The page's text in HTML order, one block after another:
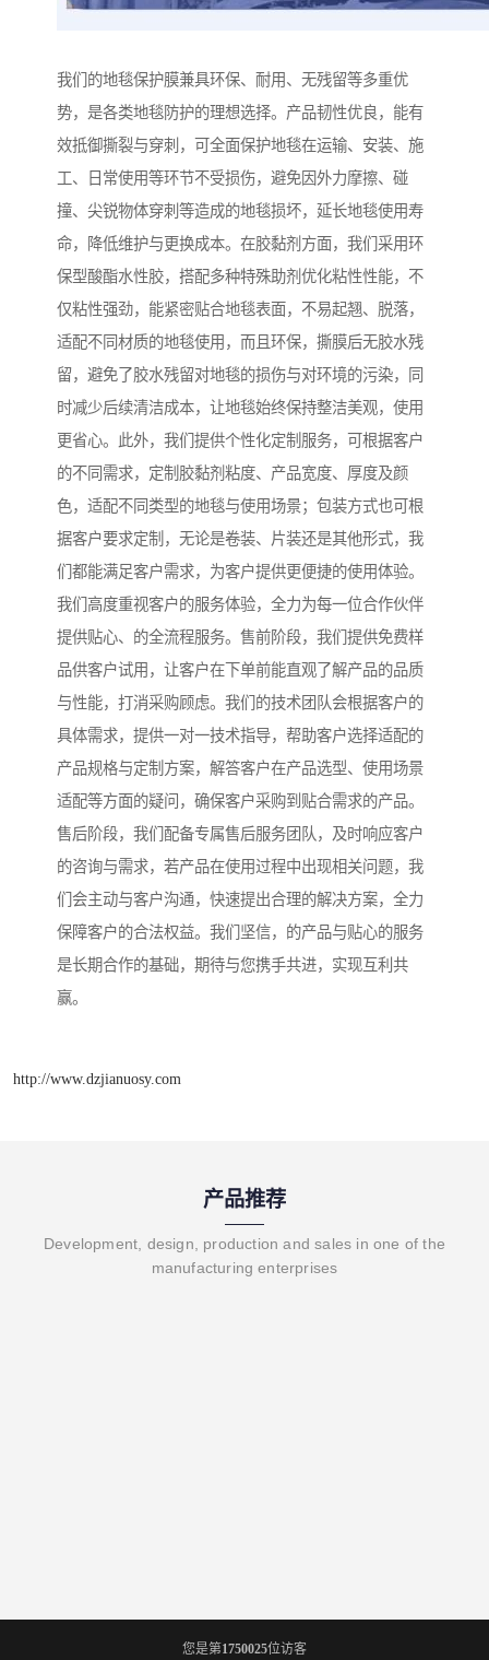
我们的地毯保护膜兼具环保、耐用、无残留等多重优
势，是各类地毯防护的理想选择。产品韧性优良，能有
效抵御撕裂与穿刺，可全面保护地毯在运输、安装、施
工、日常使用等环节不受损伤，避免因外力摩擦、碰
撞、尖锐物体穿刺等造成的地毯损坏，延长地毯使用寿
命，降低维护与更换成本。在胶黏剂方面，我们采用环
保型酸酯水性胶，搭配多种特殊助剂优化粘性性能，不
仅粘性强劲，能紧密贴合地毯表面，不易起翘、脱落，
适配不同材质的地毯使用，而且环保，撕膜后无胶水残
留，避免了胶水残留对地毯的损伤与对环境的污染，同
时减少后续清洁成本，让地毯始终保持整洁美观，使用
更省心。此外，我们提供个性化定制服务，可根据客户
的不同需求，定制胶黏剂粘度、产品宽度、厚度及颜
色，适配不同类型的地毯与使用场景；包装方式也可根
据客户要求定制，无论是卷装、片装还是其他形式，我
们都能满足客户需求，为客户提供更便捷的使用体验。
我们高度重视客户的服务体验，全力为每一位合作伙伴
提供贴心、的全流程服务。售前阶段，我们提供免费样
品供客户试用，让客户在下单前能直观了解产品的品质
与性能，打消采购顾虑。我们的技术团队会根据客户的
具体需求，提供一对一技术指导，帮助客户选择适配的
产品规格与定制方案，解答客户在产品选型、使用场景
适配等方面的疑问，确保客户采购到贴合需求的产品。
售后阶段，我们配备专属售后服务团队，及时响应客户
的咨询与需求，若产品在使用过程中出现相关问题，我
们会主动与客户沟通，快速提出合理的解决方案，全力
保障客户的合法权益。我们坚信，的产品与贴心的服务
是长期合作的基础，期待与您携手共进，实现互利共
赢。
http://www.dzjianuosy.com
产品推荐
Development, design, production and sales in one of the
manufacturing enterprises
您是第1750025位访客